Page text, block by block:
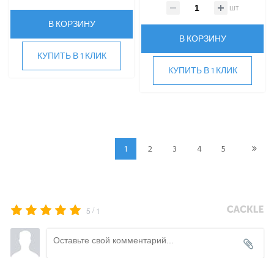
В КОРЗИНУ
КУПИТЬ В 1 КЛИК
шт
В КОРЗИНУ
КУПИТЬ В 1 КЛИК
1 2 3 4 5
5 / 1